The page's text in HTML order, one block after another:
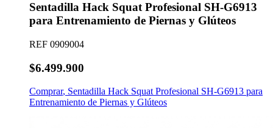
Sentadilla Hack Squat Profesional SH-G6913
para Entrenamiento de Piernas y Glúteos
REF 0909004
$6.499.900
Comprar, Sentadilla Hack Squat Profesional SH-G6913 para
Entrenamiento de Piernas y Glúteos